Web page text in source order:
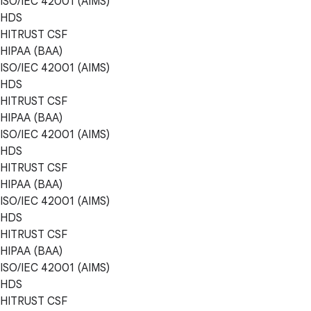
HDS
HITRUST CSF
HIPAA (BAA)
ISO/IEC 42001 (AIMS)
HDS
HITRUST CSF
HIPAA (BAA)
ISO/IEC 42001 (AIMS)
HDS
HITRUST CSF
HIPAA (BAA)
ISO/IEC 42001 (AIMS)
HDS
HITRUST CSF
HIPAA (BAA)
ISO/IEC 42001 (AIMS)
HDS
HITRUST CSF